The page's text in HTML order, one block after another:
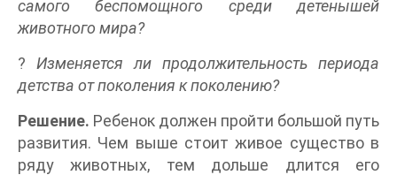
самого беспомощного среди детенышей
животного мира?
? Изменяется ли продолжительность периода
детства от поколения к поколению?
Решение. Ребенок должен пройти большой путь
развития. Чем выше стоит живое существо в
ряду животных, тем дольше длится его